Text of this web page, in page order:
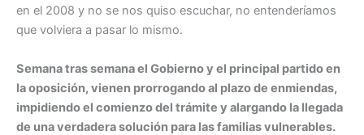
en el 2008 y no se nos quiso escuchar, no entenderíamos
que volviera a pasar lo mismo.
Semana tras semana el Gobierno y el principal partido en
la oposición, vienen prorrogando al plazo de enmiendas,
impidiendo el comienzo del trámite y alargando la llegada
de una verdadera solución para las familias vulnerables.